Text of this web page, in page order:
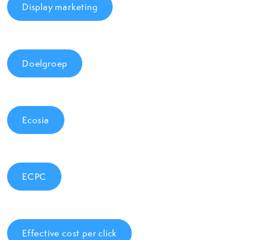
Display marketing
Doelgroep
Ecosia
ECPC
Effective cost per click